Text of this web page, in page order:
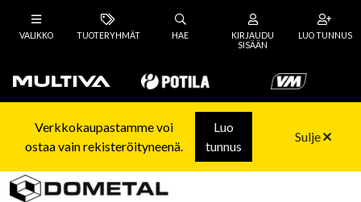
VALIKKO TUOTERYHMÄT HAE
KIRJAUDU
SISÄÄN
LUO TUNNUS
Verkkokaupastamme voi
ostaa vain rekisteröityneenä.
Luo
tunnus
Sulje